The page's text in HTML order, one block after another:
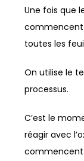
Une fois que
toutes les
On utilise le
processus.
C’est le
réagir avec
commencent